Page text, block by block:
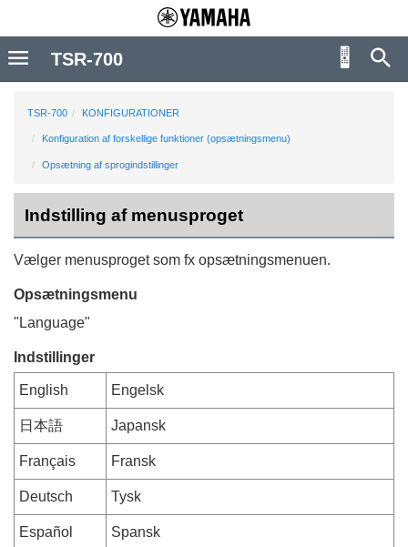
TSR-700 KONFIGURATIONER
Konfiguration af forskellige funktioner (opsætningsmenu)
Opsætning af sprogindstillinger
Indstilling af menusproget
Vælger menusproget som fx opsætningsmenuen.
Opsætningsmenu
" Language"
Indstillinger
English Engelsk
日本語 Japansk
Français Fransk
Deutsch Tysk
Español Spansk
TSR-700